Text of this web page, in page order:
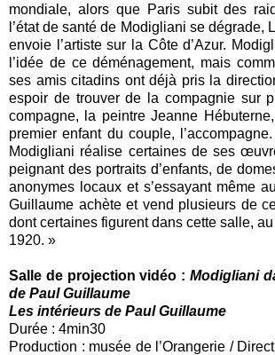
mondiale, alors que Paris subit des
l’état de santé de Modigliani se dégrade,
envoie l’artiste sur la Côte d’Azur.
l’idée de ce déménagement, mais
ses amis citadins ont déjà pris la
espoir de trouver de la compagnie sur
compagne, la peintre Jeanne
premier enfant du couple,
Modigliani réalise certaines de ses
peignant des portraits d’enfants, de
anonymes locaux et s’essayant même
Guillaume achète et vend plusieurs de
dont certaines figurent dans cette salle,
1920. »
Salle de projection vidéo : Modigliani
de Paul Guillaume
Les intérieurs de Paul Guillaume
Durée : 4min30
Production : musée de l’Orangerie /